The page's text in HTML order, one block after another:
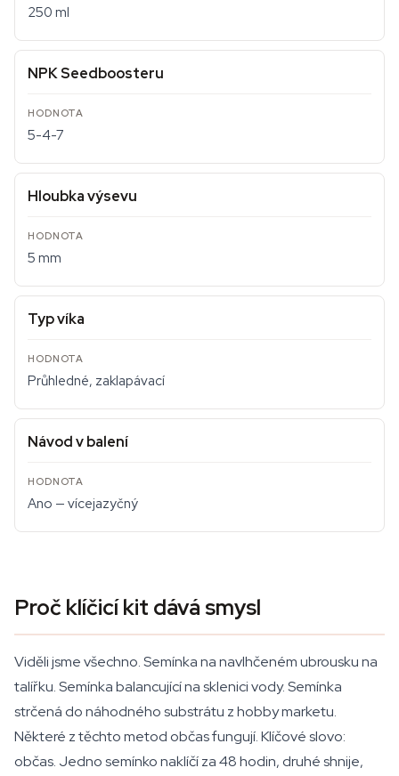
250 ml
NPK Seedboosteru
5-4-7
Hloubka výsevu
5 mm
Typ víka
Průhledné, zaklapávací
Návod v balení
Ano — vícejazyčný
Proč klíčicí kit dává smysl
Viděli jsme všechno. Semínka na navlhčeném ubrousku na
talířku. Semínka balancující na sklenici vody. Semínka
strčená do náhodného substrátu z hobby marketu.
Některé z těchto metod občas fungují. Klíčové slovo:
občas. Jedno semínko naklíčí za 48 hodin, druhé shnije,